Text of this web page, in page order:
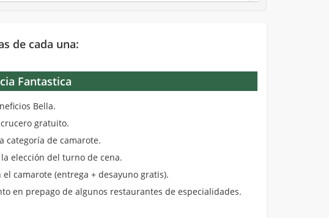
de cada una:
Fantastica
Bella.
gratuito.
categoría de camarote.
elección del turno de cena.
el camarote (entrega + desayuno gratis).
en prepago de algunos restaurantes de especialidades.